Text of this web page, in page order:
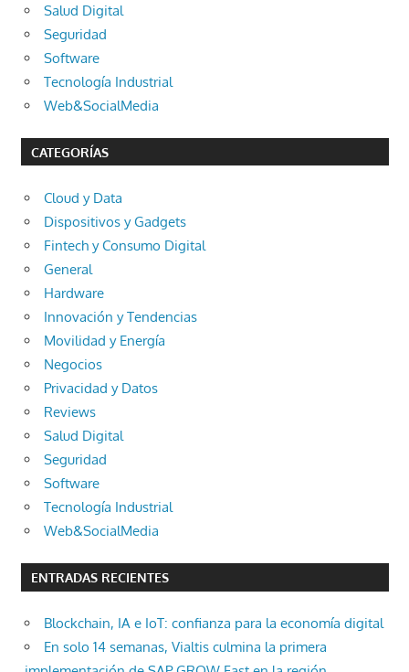
Salud Digital
Seguridad
Software
Tecnología Industrial
Web&SocialMedia
CATEGORÍAS
Cloud y Data
Dispositivos y Gadgets
Fintech y Consumo Digital
General
Hardware
Innovación y Tendencias
Movilidad y Energía
Negocios
Privacidad y Datos
Reviews
Salud Digital
Seguridad
Software
Tecnología Industrial
Web&SocialMedia
ENTRADAS RECIENTES
Blockchain, IA e IoT: confianza para la economía digital
En solo 14 semanas, Vialtis culmina la primera